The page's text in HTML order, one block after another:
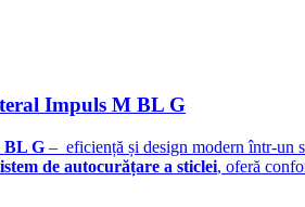
Impuls M BL G
BL G – eficiență și design modern într-un
de autocurățare a sticlei, oferă